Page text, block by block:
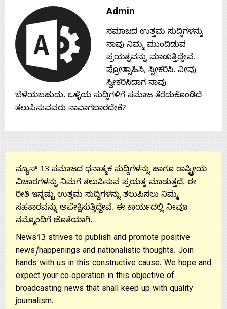
With
Contact
Us
Admin
ಸಮಾಜದ ಉತ್ತಮ ಸುದ್ದಿಗಳನ್ನು
ನಾವು ನಿಮ್ಮ ಮುಂದಿಡುವ
ಪ್ರಯತ್ನವನ್ನು ಮಾಡುತ್ತಿದ್ದೇವೆ.
ಪ್ರೋತ್ಸಾಹಿಸಿ, ಸ್ವೀಕರಿಸಿ. ನೀವು
ಸ್ವೀಕರಿಸಿದಾಗ ನಾವು
ಬೆಳೆಯಬಹುದು. ಒಳ್ಳೆಯ ಸುದ್ದಿಗಳಿಗೆ ಸಮಾಜ ತೆರೆದುಕೊಂಡಿದೆ
ತಲುಪಿಸುವವರು ನಾವಾಗಬಾರದೇಕೆ?
ನ್ಯೂಸ್ 13 ಸಮಾಜದ ಧನಾತ್ಮಕ ಸುದ್ದಿಗಳನ್ನು ಹಾಗೂ ರಾಷ್ಟ್ರೀಯ
ವಿಚಾರಗಳನ್ನು ನಿಮಗೆ ತಲುಪಿಸುವ ಪ್ರಯತ್ನ ಮಾಡುತ್ತದೆ. ಈ
ರೀತಿ ಇನ್ನಷ್ಟು ಉತ್ತಮ ಸುದ್ದಿಗಳನ್ನು ತಲುಪಿಸಲು ನಿಮ್ಮ
ಸಹಕಾರವನ್ನು ಅಪೇಕ್ಷಿಸುತ್ತಿದ್ದೇವೆ. ಈ ಕಾರ್ಯದಲ್ಲಿ ನೀವೂ
ನಮ್ಮೊಂದಿಗೆ ಜೊತೆಯಾಗಿ.
News13 strives to publish and promote positive
news/happenings and nationalistic thoughts. Join
hands with us in this constructive cause. We hope and
expect your co-operation in this objective of
broadcasting news that shall keep up with quality
journalism.